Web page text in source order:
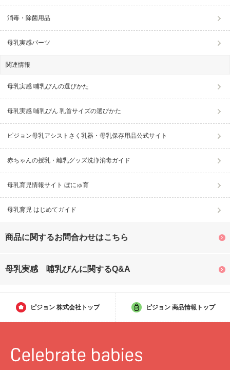
消毒・除菌用品
母乳実感パーツ
関連情報
母乳実感 哺乳びんの選びかた
母乳実感 哺乳びん 乳首サイズの選びかた
ピジョン母乳アシストさく乳器・母乳保存用品公式サイト
赤ちゃんの授乳・離乳グッズ洗浄消毒ガイド
母乳育児情報サイト ぼにゅ育
母乳育児 はじめてガイド
商品に関するお問合わせはこちら
母乳実感 哺乳びんに関するQ&A
ピジョン 株式会社トップ ピジョン 商品情報トップ